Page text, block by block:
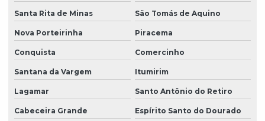
Santa Rita de Minas São Tomás de Aquino
Nova Porteirinha Piracema
Conquista Comercinho
Santana da Vargem Itumirim
Lagamar Santo Antônio do Retiro
Cabeceira Grande Espírito Santo do Dourado